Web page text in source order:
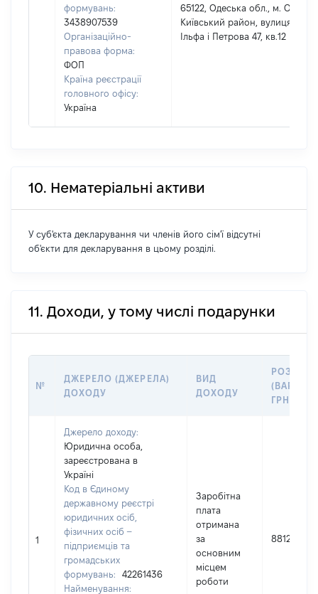
формувань:
3438907539
Організаційно-
правова форма:
ФОП
Країна реєстрації
головного офісу:
Україна
65122, Одеська обл., м. Одеса,
Київський район, вулиця
Ільфа і Петрова 47, кв.12
10. Нематеріальні активи
У суб'єкта декларування чи членів його сім'ї відсутні
об'єкти для декларування в цьому розділі.
11. Доходи, у тому числі подарунки
№
ДЖЕРЕЛО (ДЖЕРЕЛА)
ДОХОДУ
ВИД
ДОХОДУ
РОЗМІР
ГРН
1
Джерело доходу:
Юридична особа,
зареєстрована в
Україні
Код в Єдиному
державному реєстрі
юридичних осіб,
фізичних осіб –
підприємців та
громадських
формувань:
42261436
Найменування:
Заробітна
плата
отримана
за
основним
місцем
роботи
88122